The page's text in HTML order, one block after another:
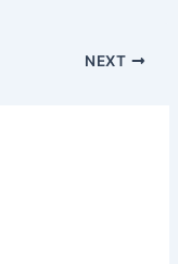
NEXT